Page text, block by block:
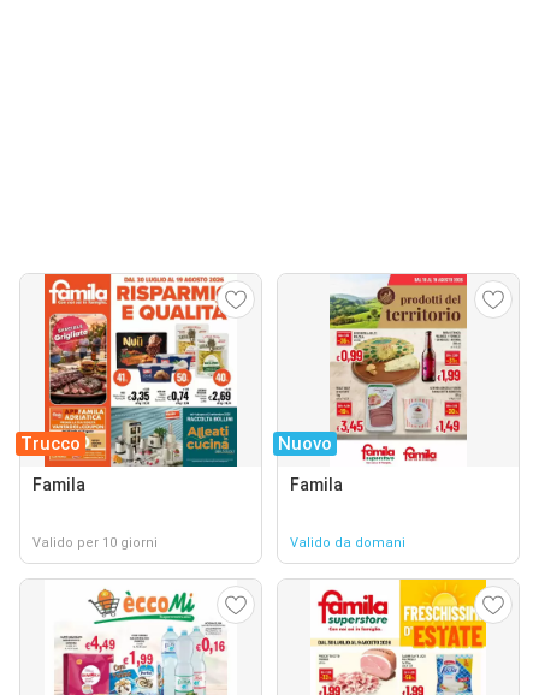
Trucco
Famila
Valido per 10 giorni
Nuovo
Famila
Valido da domani